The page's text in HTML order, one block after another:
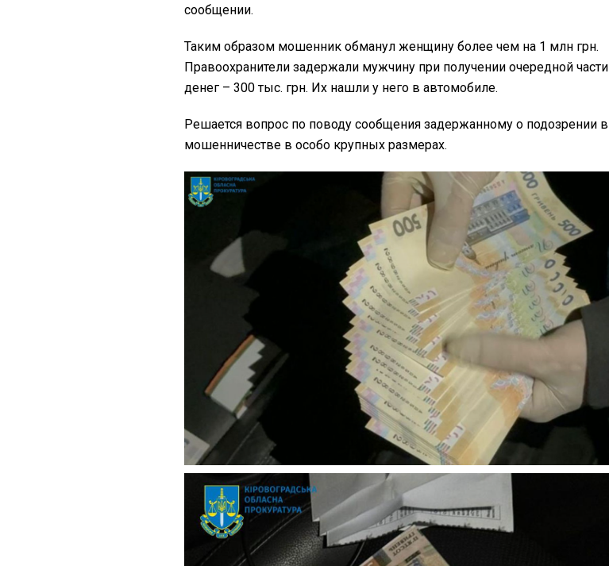
сообщении.
Таким образом мошенник обманул женщину более чем на 1 млн грн.
Правоохранители задержали мужчину при получении очередной части
денег – 300 тыс. грн. Их нашли у него в автомобиле.
Решается вопрос по поводу сообщения задержанному о подозрении в
мошенничестве в особо крупных размерах.